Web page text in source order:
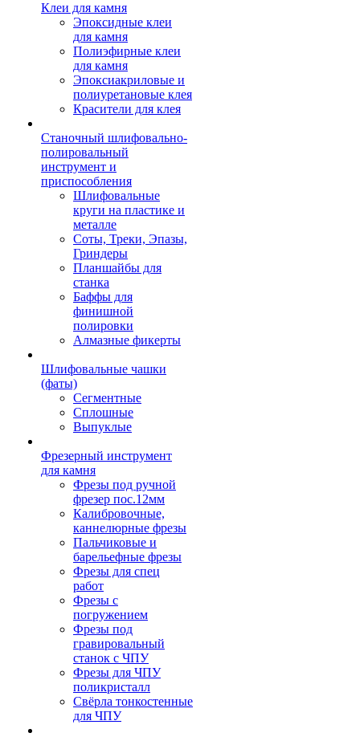
Клеи для камня
Эпоксидные клеи
для камня
Полиэфирные клеи
для камня
Эпоксиакриловые и
полиуретановые клея
Красители для клея
Станочный шлифовально-
полировальный
инструмент и
приспособления
Шлифовальные
круги на пластике и
металле
Соты, Треки, Эпазы,
Гриндеры
Планшайбы для
станка
Баффы для
финишной
полировки
Алмазные фикерты
Шлифовальные чашки
(фаты)
Сегментные
Сплошные
Выпуклые
Фрезерный инструмент
для камня
Фрезы под ручной
фрезер пос.12мм
Калибровочные,
каннелюрные фрезы
Пальчиковые и
барельефные фрезы
Фрезы для спец
работ
Фрезы с
погружением
Фрезы под
гравировальный
станок с ЧПУ
Фрезы для ЧПУ
поликристалл
Свёрла тонкостенные
для ЧПУ